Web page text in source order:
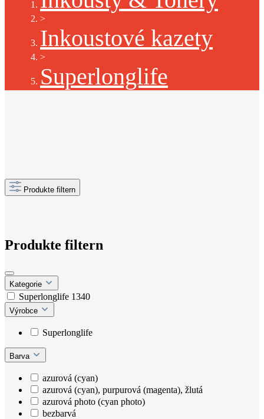
>
Inkoustové kazety
>
Superlonglife
Produkte filtern
Produkte filtern
Kategorie
Superlonglife 1340
Výrobce
Superlonglife
Barva
azurová (cyan)
azurová (cyan), purpurová (magenta), žlutá
azurová photo (cyan photo)
bezbarvá